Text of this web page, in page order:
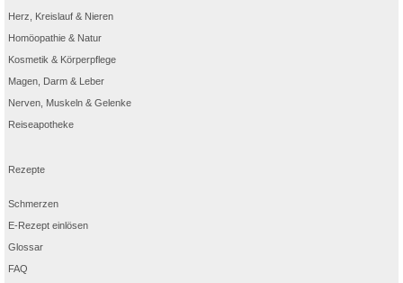
Herz, Kreislauf & Nieren
Homöopathie & Natur
Kosmetik & Körperpflege
Magen, Darm & Leber
Nerven, Muskeln & Gelenke
Reiseapotheke
Rezepte
Schmerzen
E-Rezept einlösen
Glossar
FAQ